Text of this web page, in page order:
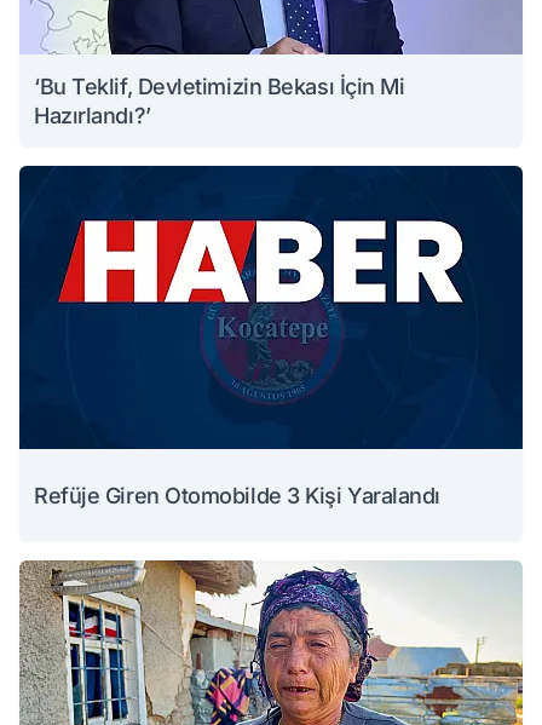
‘Bu Teklif, Devletimizin Bekası İçin Mi
Hazırlandı?’
Refüje Giren Otomobilde 3 Kişi Yaralandı